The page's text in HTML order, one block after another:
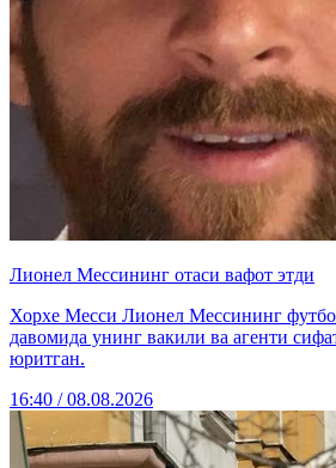
Лионел Мессининг отаси вафот этди
Хорхе Месси Лионел Мессининг
давомида унинг вакили ва агенти
юритган.
16:40 / 08.08.2026